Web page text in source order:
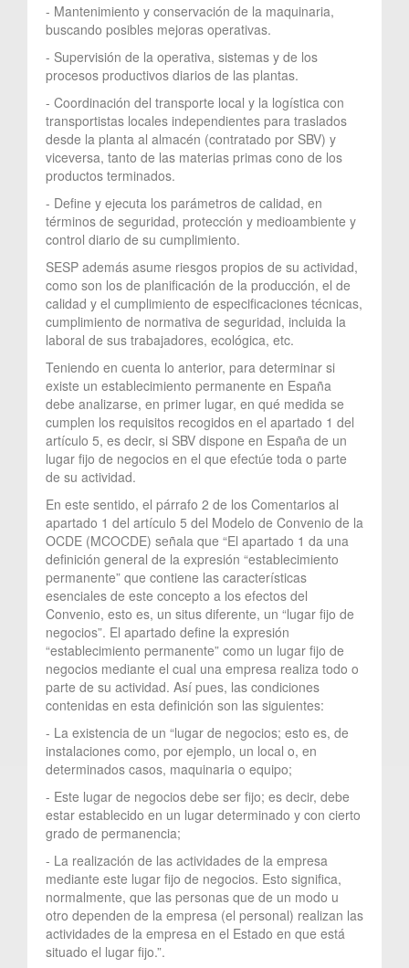
- Mantenimiento y conservación de la maquinaria,
buscando posibles mejoras operativas.
- Supervisión de la operativa, sistemas y de los
procesos productivos diarios de las plantas.
- Coordinación del transporte local y la logística con
transportistas locales independientes para traslados
desde la planta al almacén (contratado por SBV) y
viceversa, tanto de las materias primas cono de los
productos terminados.
- Define y ejecuta los parámetros de calidad, en
términos de seguridad, protección y medioambiente y
control diario de su cumplimiento.
SESP además asume riesgos propios de su actividad,
como son los de planificación de la producción, el de
calidad y el cumplimiento de especificaciones técnicas,
cumplimiento de normativa de seguridad, incluida la
laboral de sus trabajadores, ecológica, etc.
Teniendo en cuenta lo anterior, para determinar si
existe un establecimiento permanente en España
debe analizarse, en primer lugar, en qué medida se
cumplen los requisitos recogidos en el apartado 1 del
artículo 5, es decir, si SBV dispone en España de un
lugar fijo de negocios en el que efectúe toda o parte
de su actividad.
En este sentido, el párrafo 2 de los Comentarios al
apartado 1 del artículo 5 del Modelo de Convenio de la
OCDE (MCOCDE) señala que “El apartado 1 da una
definición general de la expresión “establecimiento
permanente” que contiene las características
esenciales de este concepto a los efectos del
Convenio, esto es, un situs diferente, un “lugar fijo de
negocios”. El apartado define la expresión
“establecimiento permanente” como un lugar fijo de
negocios mediante el cual una empresa realiza todo o
parte de su actividad. Así pues, las condiciones
contenidas en esta definición son las siguientes:
- La existencia de un “lugar de negocios; esto es, de
instalaciones como, por ejemplo, un local o, en
determinados casos, maquinaria o equipo;
- Este lugar de negocios debe ser fijo; es decir, debe
estar establecido en un lugar determinado y con cierto
grado de permanencia;
- La realización de las actividades de la empresa
mediante este lugar fijo de negocios. Esto significa,
normalmente, que las personas que de un modo u
otro dependen de la empresa (el personal) realizan las
actividades de la empresa en el Estado en que está
situado el lugar fijo.”.